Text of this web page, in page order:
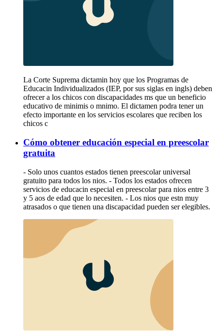
La Corte Suprema dictamin hoy que los Programas de
Educacin Individualizados (IEP, por sus siglas en ingls) deben
ofrecer a los chicos con discapacidades ms que un beneficio
educativo de minimis o mnimo. El dictamen podra tener un
efecto importante en los servicios escolares que reciben los
chicos c
Cómo obtener educación especial en preescolar
gratuita
- Solo unos cuantos estados tienen preescolar universal
gratuito para todos los nios. - Todos los estados ofrecen
servicios de educacin especial en preescolar para nios entre 3
y 5 aos de edad que lo necesiten. - Los nios que estn muy
atrasados o que tienen una discapacidad pueden ser elegibles.